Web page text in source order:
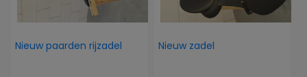
Nieuw paarden rijzadel Nieuw zadel